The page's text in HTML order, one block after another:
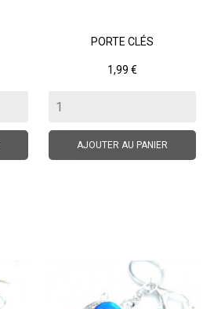
PORTE CLÉS
Prix
1,99 €
AJOUTER AU PANIER